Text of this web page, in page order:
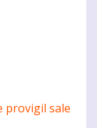
provigil sale